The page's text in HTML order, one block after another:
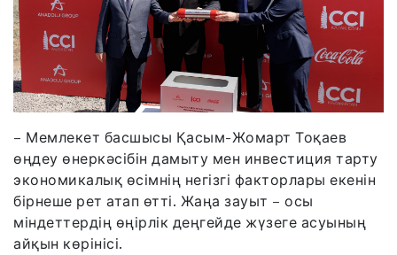
– Мемлекет басшысы Қасым-Жомарт Тоқаев
өңдеу өнеркәсібін дамыту мен инвестиция тарту
экономикалық өсімнің негізгі факторлары екенін
бірнеше рет атап өтті. Жаңа зауыт – осы
міндеттердің өңірлік деңгейде жүзеге асуының
айқын көрінісі.